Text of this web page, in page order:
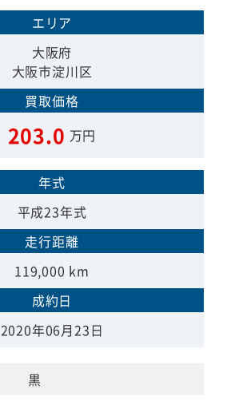
エリア
大阪府
大阪市淀川区
買取価格
203.0 万円
年式
平成23年式
走行距離
119,000 km
成約日
2020年06月23日
黒